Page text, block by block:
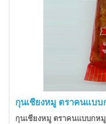
กุนเชียงหมู ตราคนแบ
กุนเชียงหมู ตราคนแบบกห